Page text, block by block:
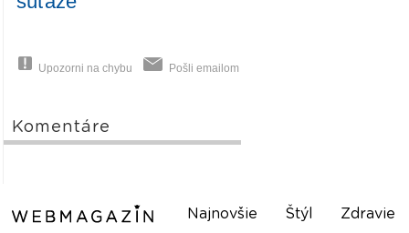
Upozorni na chybu Pošli emailom
Komentáre
Najnovšie Štýl Zdravie